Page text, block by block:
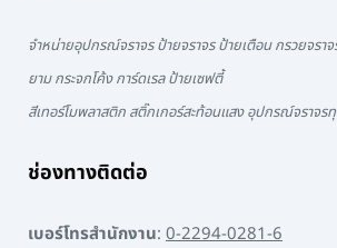
จำหน่ายอุปกรณ์จราจร ป้ายจราจร ป้ายเตือน กรวยจรา
ยาม กระจกโค้ง การ์ดเรล ป้ายเซฟตี้
สีเทอร์โมพลาสติก สติ๊กเกอร์สะท้อนแสง อุปกรณ์จราจร
ช่องทางติดต่อ
เบอร์โทรสำนักงาน: 0-2294-0281-6